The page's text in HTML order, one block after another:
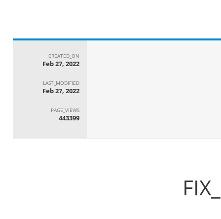
CREATED_ON
Feb 27, 2022
LAST_MODIFIED
Feb 27, 2022
PAGE_VIEWS
443399